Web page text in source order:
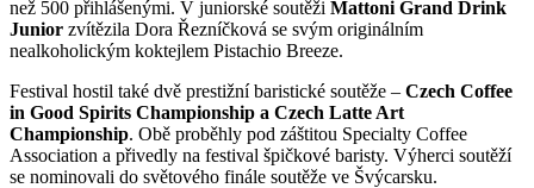
než 500 přihlášenými. V juniorské soutěži Mattoni Grand Drink
Junior zvítězila Dora Řezníčková se svým originálním
nealkoholickým koktejlem Pistachio Breeze.
Festival hostil také dvě prestižní baristické soutěže – Czech Coffee
in Good Spirits Championship a Czech Latte Art
Championship. Obě proběhly pod záštitou Specialty Coffee
Association a přivedly na festival špičkové baristy. Výherci soutěží
se nominovali do světového finále soutěže ve Švýcarsku.